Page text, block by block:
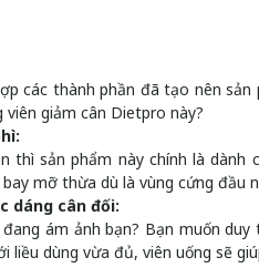
các thành phần đã tạo nên
giảm cân Dietpro này?
thì sản phẩm này chính là dành
mỡ thừa dù là vùng cứng đầu
dáng cân đối:
ám ảnh bạn? Bạn muốn
liều dùng vừa đủ, viên uống sẽ